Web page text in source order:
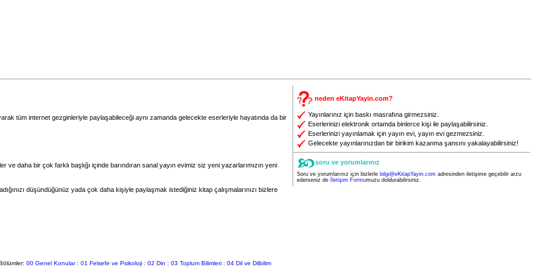
tüm internet gezginleriyle paylaşabileceği aynı zamanda gelecekte eserleriyle hayatında da bir
daha bir çok farklı başlığı içinde barındıran sanal yayın evimiz siz yeni yazarlarımızın yeni
düşündüğünüz yada çok daha kişiyle paylaşmak istediğiniz kitap çalışmalarınızı bizlere
neden eKitapYayin.com?
Yayınlarınız için baskı masrafına girmezsiniz.
Eserlerinizi elektronik ortamda binlerce kişi ile paylaşabilirsiniz.
Eserlerinizi yayınlamak için yayın evi, yayın evi gezmezsiniz.
Gelecekte yayınlarınızdan bir birikim kazanma şansını yakalayabilirsiniz!
soru ve yorumlarınız
Soru ve yorumlarınız için bizlerle bilgi@eKitapYayin.com adresinden iletişime geçebilir arzu
ederseniz de
İletişim Formumuzu doldurabilirsiniz.
00 Genel Konular: 01 Felsefe ve Psikoloji : 02 Din : 03 Toplum Bilimleri : 04 Dil ve Dilbilim